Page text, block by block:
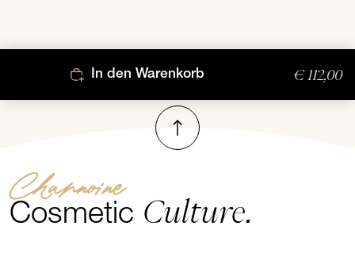
In den Warenkorb € 112,00
Nach oben
Channoine
Cosmetic Culture.